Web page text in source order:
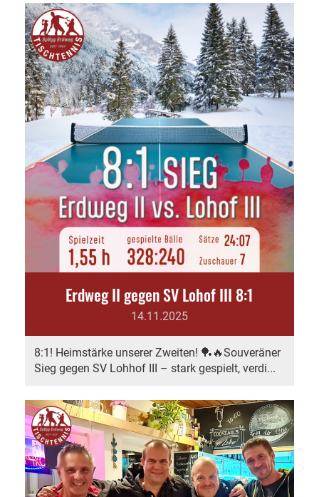
Erdweg II gegen SV Lohof III 8:1
14.11.2025
8:1! Heimstärke unserer Zweiten! 🏓🔥Souveräner
Sieg gegen SV Lohhof III – stark gespielt, verdi...